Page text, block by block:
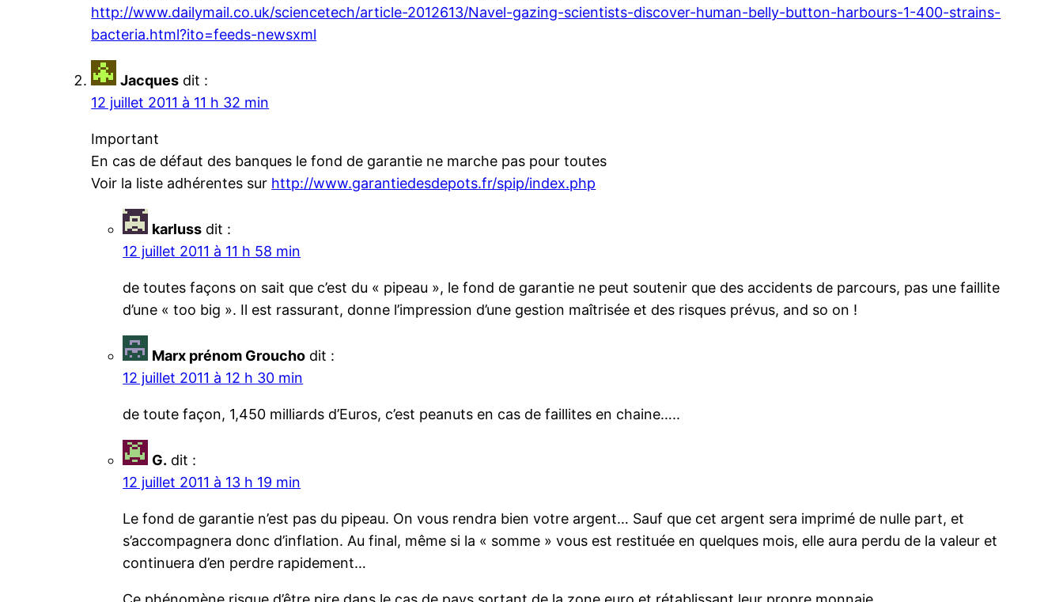
http://www.dailymail.co.uk/sciencetech/article-2012613/Navel-gazing-scientists-discover-human-belly-button-harbours-1-400-strains-
bacteria.html?ito=feeds-newsxml
Jacques dit :
12 juillet 2011 à 11 h 32 min
Important
En cas de défaut des banques le fond de garantie ne marche pas pour toutes
Voir la liste adhérentes sur http://www.garantiedesdepots.fr/spip/index.php
karluss dit :
12 juillet 2011 à 11 h 58 min
de toutes façons on sait que c’est du « pipeau », le fond de garantie ne peut soutenir que des accidents de parcours, pas une faillite
d’une « too big ». Il est rassurant, donne l’impression d’une gestion maîtrisée et des risques prévus, and so on !
Marx prénom Groucho dit :
12 juillet 2011 à 12 h 30 min
de toute façon, 1,450 milliards d’Euros, c’est peanuts en cas de faillites en chaine…..
G. dit :
12 juillet 2011 à 13 h 19 min
Le fond de garantie n’est pas du pipeau. On vous rendra bien votre argent… Sauf que cet argent sera imprimé de nulle part, et
s’accompagnera donc d’inflation. Au final, même si la « somme » vous est restituée en quelques mois, elle aura perdu de la valeur et
continuera d’en perdre rapidement…